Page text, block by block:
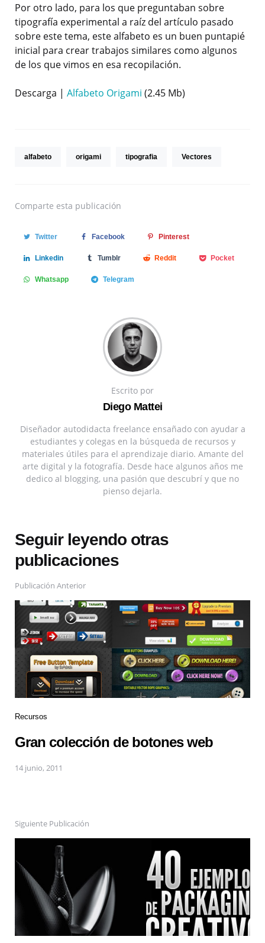
Por otro lado, para los que preguntaban sobre
tipografía experimental a raíz del artículo pasado
sobre este tema, este alfabeto es un buen puntapié
inicial para crear trabajos similares como algunos
de los que vimos en esa recopilación.
Descarga | Alfabeto Origami (2.45 Mb)
alfabeto origami tipografia Vectores
Comparte esta publicación
Twitter Facebook Pinterest
Linkedin Tumblr Reddit Pocket
Whatsapp Telegram
Escrito por
Diego Mattei
Diseñador autodidacta freelance ensañado con ayudar a
estudiantes y colegas en la búsqueda de recursos y
materiales útiles para el aprendizaje diario. Amante del
arte digital y la fotografía. Desde hace algunos años me
dedico al blogging, una pasión que descubrí y que no
pienso dejarla.
Seguir leyendo otras
publicaciones
Publicación Anterior
Recursos
Gran colección de botones web
14 junio, 2011
Siguiente Publicación